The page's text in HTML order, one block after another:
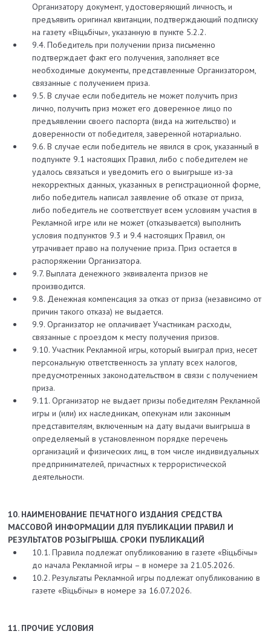
Организатору документ, удостоверяющий личность, и
предъявить оригинал квитанции, подтверждающий подписку
на газету «Вiцьбiчы», указанную в пункте 5.2.2.
9.4. Победитель при получении приза письменно
подтверждает факт его получения, заполняет все
необходимые документы, представленные Организатором,
связанные с получением приза.
9.5. В случае если победитель не может получить приз
лично, получить приз может его доверенное лицо по
предъявлении своего паспорта (вида на жительство) и
доверенности от победителя, заверенной нотариально.
9.6. В случае если победитель не явился в срок, указанный в
подпункте 9.1 настоящих Правил, либо с победителем не
удалось связаться и уведомить его о выигрыше из-за
некорректных данных, указанных в регистрационной форме,
либо победитель написал заявление об отказе от приза,
либо победитель не соответствует всем условиям участия в
Рекламной игре или не может (отказывается) выполнить
условия подпунктов 9.3 и 9.4 настоящих Правил, он
утрачивает право на получение приза. Приз остается в
распоряжении Организатора.
9.7. Выплата денежного эквивалента призов не
производится.
9.8. Денежная компенсация за отказ от приза (независимо от
причин такого отказа) не выдается.
9.9. Организатор не оплачивает Участникам расходы,
связанные с проездом к месту получения призов.
9.10. Участник Рекламной игры, который выиграл приз, несет
персональную ответственность за уплату всех налогов,
предусмотренных законодательством в связи с получением
приза.
9.11. Организатор не выдает призы победителям Рекламной
игры и (или) их наследникам, опекунам или законным
представителям, включенным на дату выдачи выигрыша в
определяемый в установленном порядке перечень
организаций и физических лиц, в том числе индивидуальных
предпринимателей, причастных к террористической
деятельности.
10. НАИМЕНОВАНИЕ ПЕЧАТНОГО ИЗДАНИЯ СРЕДСТВА
МАССОВОЙ ИНФОРМАЦИИ ДЛЯ ПУБЛИКАЦИИ ПРАВИЛ И
РЕЗУЛЬТАТОВ РОЗЫГРЫША. СРОКИ ПУБЛИКАЦИЙ
10.1. Правила подлежат опубликованию в газете «Вiцьбiчы»
до начала Рекламной игры – в номере за 21.05.2026.
10.2. Результаты Рекламной игры подлежат опубликованию в
газете «Вiцьбiчы» в номере за 16.07.2026.
11. ПРОЧИЕ УСЛОВИЯ